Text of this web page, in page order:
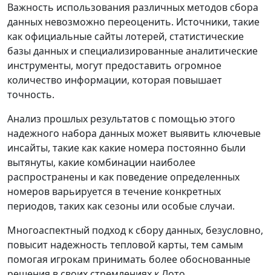
Важность использования различных методов сбора
данных невозможно переоценить. Источники, такие
как официальные сайты лотерей, статистические
базы данных и специализированные аналитические
инструменты, могут предоставить огромное
количество информации, которая повышает
точность.
Анализ прошлых результатов с помощью этого
надежного набора данных может выявить ключевые
инсайты, такие как какие номера постоянно были
вытянуты, какие комбинации наиболее
распространены и как поведение определенных
номеров варьируется в течение конкретных
периодов, таких как сезоны или особые случаи.
Многоаспектный подход к сбору данных, безусловно,
повысит надежность тепловой карты, тем самым
помогая игрокам принимать более обоснованные